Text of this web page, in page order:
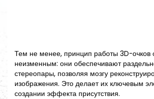
Тем не менее, принцип работы 3D-очков
неизменным: они обеспечивают
стереопары, позволяя мозгу
изображения. Это делает их ключевым
создании эффекта присутствия.